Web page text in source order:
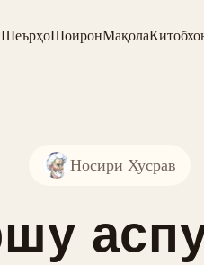
ШеърҳоШоиронМақола
Носири Хусрав